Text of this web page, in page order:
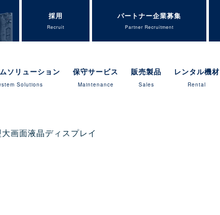
採用
Recruit
パートナー企業募集
Partner Recruitment
ソリューション
Solutions
保守サービス
Maintenance
販売製品
Sales
レンタル機材
Rental
画面液晶ディスプレイ